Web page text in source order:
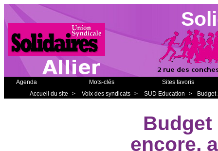
Agenda Mots-clés
Sites favoris
Accueil du site
> Voix des syndicats > SUD Education > Budget
Budget
encore,